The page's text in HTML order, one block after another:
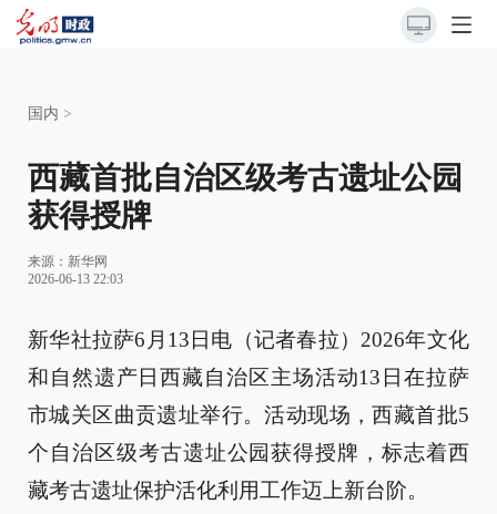
国内 >
西藏首批自治区级考古遗址公园
获得授牌
来源： 新华网
2026-06-13 22:03
新华社拉萨6月13日电（记者春拉）2026年文化
和自然遗产日西藏自治区主场活动13日在拉萨
市城关区曲贡遗址举行。活动现场，西藏首批5
个自治区级考古遗址公园获得授牌，标志着西
藏考古遗址保护活化利用工作迈上新台阶。